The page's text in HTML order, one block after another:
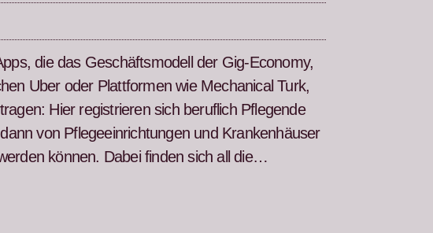
die das Geschäftsmod­ell der Gig-Econ­o­my,
Uber oder Plat­tfor­men wie Mechan­i­cal Turk,
Hier reg­istri­eren sich beru­flich Pfle­gende
von Pflegeein­rich­tun­gen und Kranken­häuser
kön­nen. Dabei find­en sich all die…